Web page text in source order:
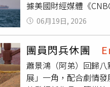
and Timing，PNT）
能力可用於監控衝突
其中，美國在低軌道
以及亞馬遜（Amazon
指出，儘管北京雄心
而，在「定位、導航
張而取得領先。報告
據美國財經媒體《
前並未阻礙船舶進出
澤斯基安（Masoud
示，伊朗已連續2個晚
國副總統表示，超過
（Kpler）則表示，3
06月19日, 2026
團員閃兵休團
蕭景鴻（阿弟）回歸
展」一角，配合劇情